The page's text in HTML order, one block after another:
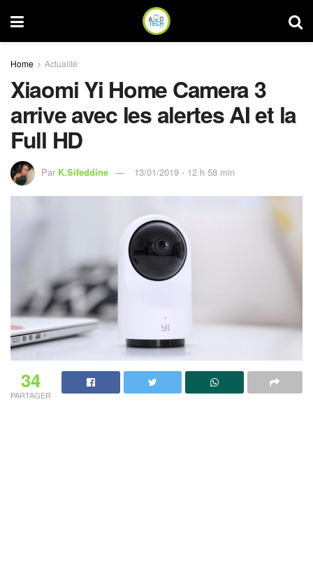
Home Actualité
Xiaomi Yi Home Camera 3
arrive avec les alertes AI et la
Full HD
Par K.Sifeddine 13/01/2019 - 12 h 58 min
34
PARTAGER